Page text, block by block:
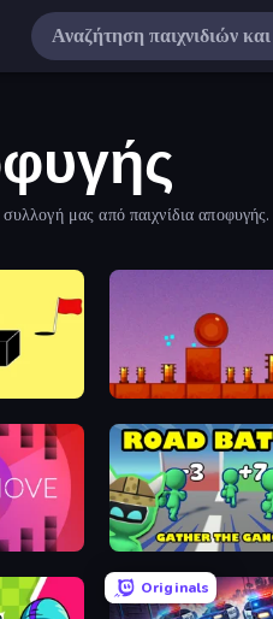
μας από παιχνίδια
Bounce Return
Road Battle: Gather
Originals